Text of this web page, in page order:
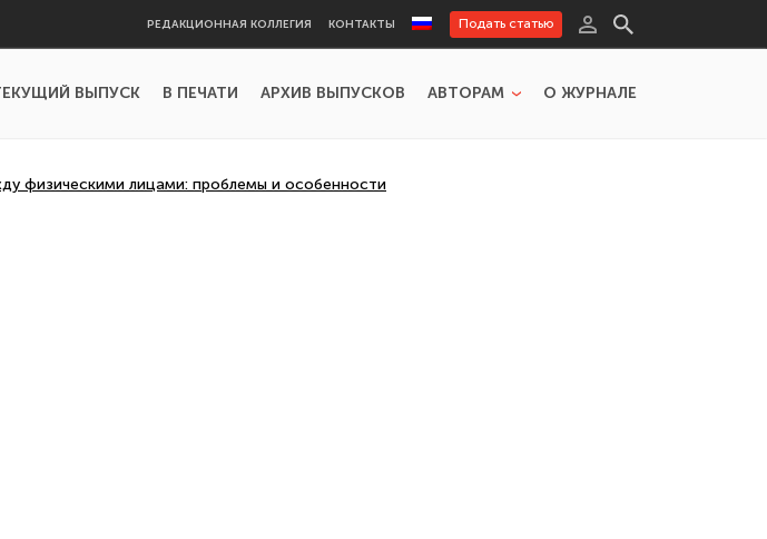
РЕДАКЦИОННАЯ КОЛЛЕГИЯ КОНТАКТЫ Подать статью
ВЫПУСК В ПЕЧАТИ АРХИВ ВЫПУСКОВ АВТОРАМ О ЖУРНАЛЕ
физическими лицами: проблемы и особенности